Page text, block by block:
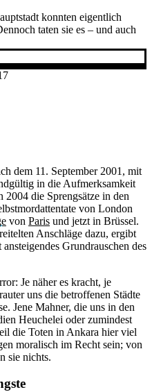
konnten eigentlich
taten sie es – und auch
dem 11. September 2001, mit
in die Aufmerksamkeit
die Sprengsätze in den
von London
von Paris und jetzt in Brüssel.
Anschläge dazu, ergibt
Grundrauschen des
Je näher es kracht, je
uns die betroffenen Städte
Jene Mahner, die uns in den
Heuchelei oder zumindest
die Toten in Ankara hier viel
moralisch im Recht sein; von
sie nichts.